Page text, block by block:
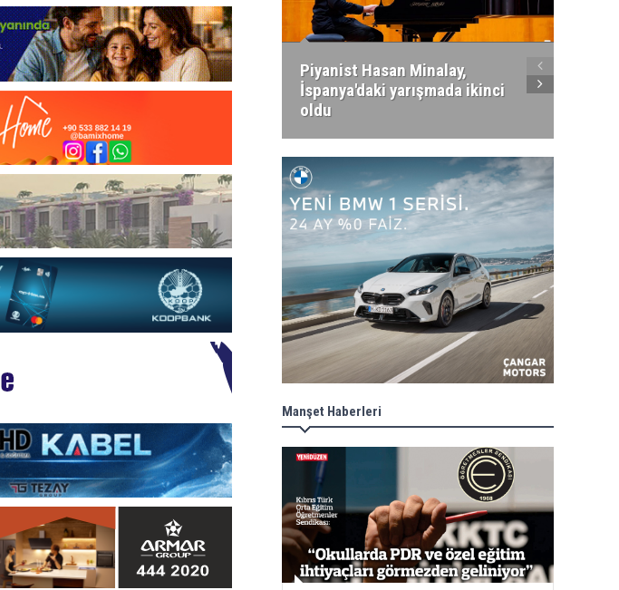
Piyanist Hasan Minalay,
İspanya'daki yarışmada ikinci
oldu
Manşet Haberleri